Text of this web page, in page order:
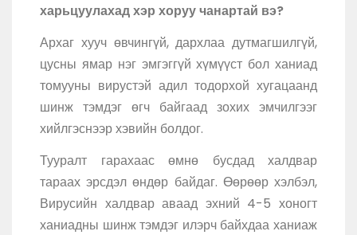
харьцуулахад хэр хоруу чанартай вэ?
Архаг хууч өвчингүй, дархлаа дутмагшилгүй,
цусны ямар нэг эмгэггүй хүмүүст бол ханиад
томууны вирустэй адил тодорхой хугацаанд
шинж тэмдэг өгч байгаад зохих эмчилгээг
хийлгэснээр хэвийн болдог.
Тууралт гарахаас өмнө бусдад халдвар
тараах эрсдэл өндөр байдаг. Өөрөөр хэлбэл,
Вирусийн халдвар аваад эхний 4-5 хоногт
ханиадны шинж тэмдэг илэрч байхдаа ханиаж